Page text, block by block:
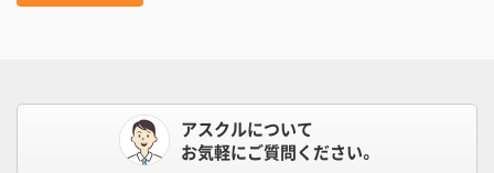
アスクルについて
お気軽にご質問ください。